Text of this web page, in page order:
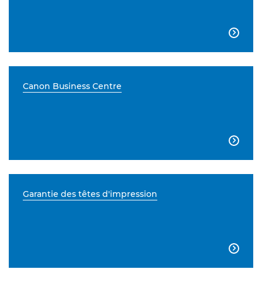

Canon Business Centre

Garantie des têtes d'impression
